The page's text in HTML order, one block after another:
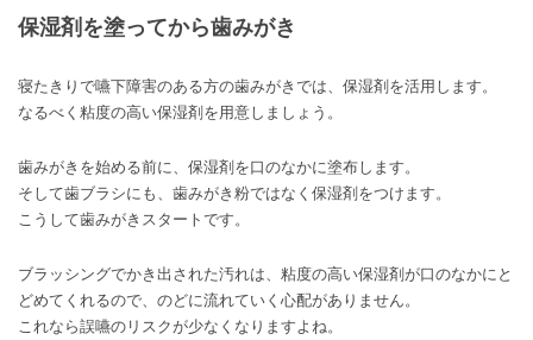
保湿剤を塗ってから歯みがき
寝たきりで嚥下障害のある方の歯みがきでは、保湿剤を活用します。
なるべく粘度の高い保湿剤を用意しましょう。
歯みがきを始める前に、保湿剤を口のなかに塗布します。
そして歯ブラシにも、歯みがき粉ではなく保湿剤をつけます。
こうして歯みがきスタートです。
ブラッシングでかき出された汚れは、粘度の高い保湿剤が口のなかにと
どめてくれるので、のどに流れていく心配がありません。
これなら誤嚥のリスクが少なくなりますよね。